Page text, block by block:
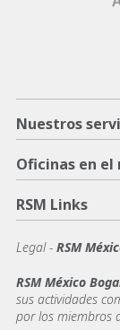
Nuestros
Oficinas en el
RSM Links
Legal - RSM
RSM México
sus actividades
por los miembros